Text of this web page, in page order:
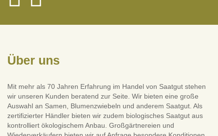
Über uns
Mit mehr als 70 Jahren Erfahrung im Handel von Saatgut stehen
wir unseren Kunden beratend zur Seite. Wir bieten eine große
Auswahl an Samen, Blumenzwiebeln und anderem Saatgut. Als
zertifizierter Händler bieten wir zudem biologisches Saatgut aus
kontrolliert ökologischem Anbau. Großgärtnereien und